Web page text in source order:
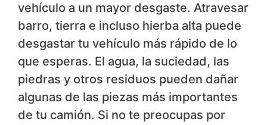
vehículo a un mayor desgaste. Atravesar
barro, tierra e incluso hierba alta puede
desgastar tu vehículo más rápido de lo
que esperas. El agua, la suciedad, las
piedras y otros residuos pueden dañar
algunas de las piezas más importantes
de tu camión. Si no te preocupas por